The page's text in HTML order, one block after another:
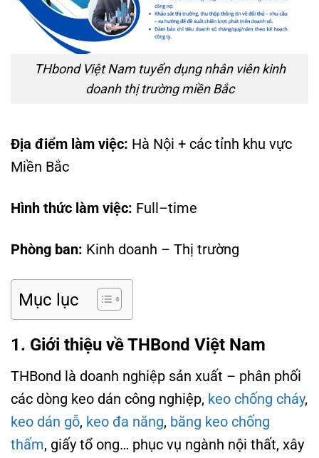
THbond Việt Nam tuyển dụng nhân viên kinh
doanh thị trường miền Bắc
Địa điểm làm việc: Hà Nội + các tỉnh khu vực
Miền Bắc
Hình thức làm việc: Full–time
Phòng ban: Kinh doanh – Thị trường
Mục lục
1. Giới thiệu về THBond Việt Nam
THBond là doanh nghiệp sản xuất – phân phối
các dòng keo dán công nghiệp, keo chống cháy,
keo dán gỗ, keo đa năng, băng keo chống
thấm, giấy tổ ong… phục vụ ngành nội thất, xây